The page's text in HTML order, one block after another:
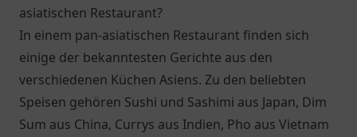
asiatischen Restaurant?
In einem pan-asiatischen Restaurant finden sich
einige der bekanntesten Gerichte aus den
verschiedenen Küchen Asiens. Zu den beliebten
Speisen gehören Sushi und Sashimi aus Japan, Dim
Sum aus China, Currys aus Indien, Pho aus Vietnam